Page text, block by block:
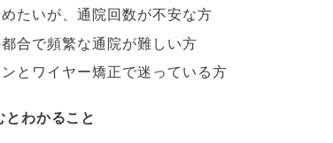
たいが、通院回数が不安な方
合で頻繁な通院が難しい方
とワイヤー矯正で迷っている方
とわかること